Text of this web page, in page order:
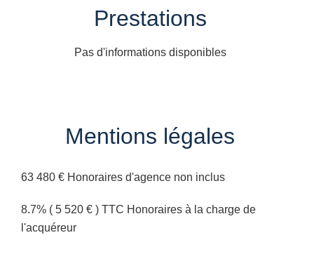
Prestations
Pas d'informations disponibles
Mentions légales
63 480 € Honoraires d'agence non inclus
8.7% ( 5 520 € ) TTC Honoraires à la charge de
l'acquéreur